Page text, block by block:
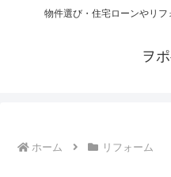
物件選び・住宅ローンやリ
ヲ
ホーム リフォーム